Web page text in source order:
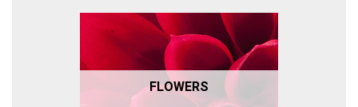
FLOWERS